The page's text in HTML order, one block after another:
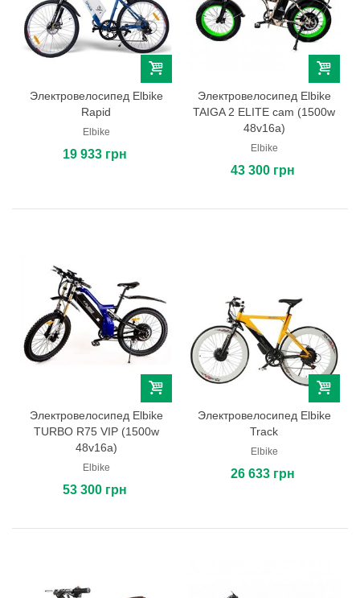
Электровелосипед Elbike
Rapid
Elbike
19 933 грн
Электровелосипед Elbike
TAIGA 2 ELITE cam (1500w
48v16a)
Elbike
43 300 грн
Электровелосипед Elbike
TURBO R75 VIP (1500w
48v16a)
Elbike
53 300 грн
Электровелосипед Elbike
Track
Elbike
26 633 грн